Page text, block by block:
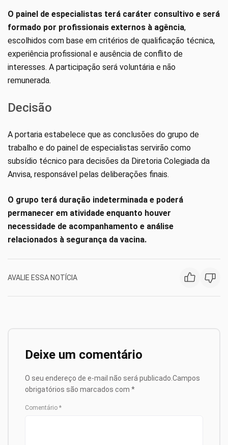
O painel de especialistas terá caráter consultivo e será
formado por profissionais externos à agência,
escolhidos com base em critérios de qualificação técnica,
experiência profissional e ausência de conflito de
interesses. A participação será voluntária e não
remunerada.
Decisão
A portaria estabelece que as conclusões do grupo de
trabalho e do painel de especialistas servirão como
subsídio técnico para decisões da Diretoria Colegiada da
Anvisa, responsável pelas deliberações finais.
O grupo terá duração indeterminada e poderá
permanecer em atividade enquanto houver
necessidade de acompanhamento e análise
relacionados à segurança da vacina.
AVALIE ESSA NOTÍCIA
Deixe um comentário
O seu endereço de e-mail não será publicado. Campos
obrigatórios são marcados com *
Comentário *